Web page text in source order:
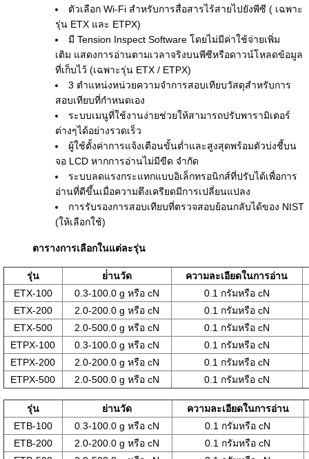
ตัวเลือก Wi-Fi สำหรับการสื่อสารไร้สายไปยังพีซี ( เฉพาะ
รุ่น ETX และ ETPX)
มี Tension Inspect Software โดยไม่มีค่าใช้จ่ายเพิ่ม
เติม แสดงการอ่านตามเวลาจริงบนพีซีหรือดาวน์โหลดข้อมูล
ที่เก็บไว้ (เฉพาะรุ่น ETX / ETPX)
3 ตำแหน่งหน่วยความจำการสอบเทียบวัสดุสำหรับการ
สอบเทียบที่กำหนดเอง
ระบบเมนูที่ใช้งานง่ายช่วยให้สามารถปรับพารามิเตอร์
ต่างๆได้อย่างรวดเร็ว
ผู้ใช้ตั้งค่าการแจ้งเตือนขั้นต่ำและสูงสุดพร้อมตัวบ่งชี้บน
จอ LCD หากการอ่านไม่มีขีด จำกัด
ระบบลดแรงกระแทกแบบอิเล็กทรอนิกส์ที่ปรับได้เพื่อการ
อ่านที่ดีขึ้นเมื่อความตึงเครียดมีการเปลี่ยนแปลง
การรับรองการสอบเทียบที่ตรวจสอบย้อนกลับได้ของ NIST
(ให้เลือกใช้)
ตารางการเลือกในแต่ละรุ่น
รุ่น ย่่านวัด
ความละเอียดในการอ่าน
ETX-100
0.3-100.0 g หรือ cN
0.1 กรัมหรือ cN
ETX-200
2.0-200.0 g หรือ cN
0.1 กรัมหรือ cN
ETX-500
2.0-500.0 g หรือ cN
0.1 กรัมหรือ cN
ETPX-100
0.3-100.0 g หรือ cN
0.1 กรัมหรือ cN
ETPX-200
2.0-200.0 g หรือ cN
0.1 กรัมหรือ cN
ETPX-500
2.0-500.0 g หรือ cN 0.1 กรัมหรือ cN
รุ่น ย่านวัด
ความละเอียดในการอ่าน
ETB-100
0.3-100.0 g หรือ cN
0.1 กรัมหรือ cN
ETB-200
2.0-200.0 g หรือ cN
0.1 กรัมหรือ cN